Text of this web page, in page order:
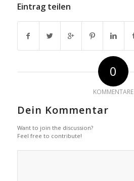
Eintrag teilen
0
KOMMENTARE
Dein Kommentar
Want to join the discussion?
Feel free to contribute!